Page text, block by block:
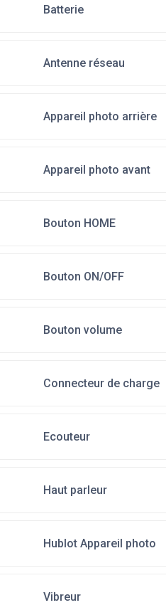
Batterie
Antenne réseau
Appareil photo arrière
Appareil photo avant
Bouton HOME
Bouton ON/OFF
Bouton volume
Connecteur de charge
Ecouteur
Haut parleur
Hublot Appareil photo
Vibreur